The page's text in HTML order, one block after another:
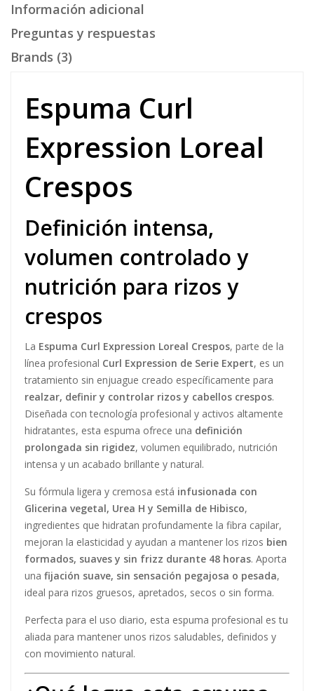
Información adicional
Preguntas y respuestas
Brands (3)
Espuma Curl
Expression Loreal
Crespos
Definición intensa,
volumen controlado y
nutrición para rizos y
crespos
La Espuma Curl Expression Loreal Crespos, parte de la
línea profesional Curl Expression de Serie Expert, es un
tratamiento sin enjuague creado específicamente para
realzar, definir y controlar rizos y cabellos crespos.
Diseñada con tecnología profesional y activos altamente
hidratantes, esta espuma ofrece una definición
prolongada sin rigidez, volumen equilibrado, nutrición
intensa y un acabado brillante y natural.
Su fórmula ligera y cremosa está infusionada con
Glicerina vegetal, Urea H y Semilla de Hibisco,
ingredientes que hidratan profundamente la fibra capilar,
mejoran la elasticidad y ayudan a mantener los rizos bien
formados, suaves y sin frizz durante 48 horas. Aporta
una fijación suave, sin sensación pegajosa o pesada,
ideal para rizos gruesos, apretados, secos o sin forma.
Perfecta para el uso diario, esta espuma profesional es tu
aliada para mantener unos rizos saludables, definidos y
con movimiento natural.